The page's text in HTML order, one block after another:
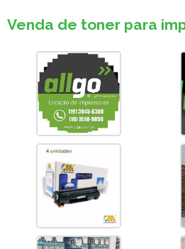
Venda de toner para